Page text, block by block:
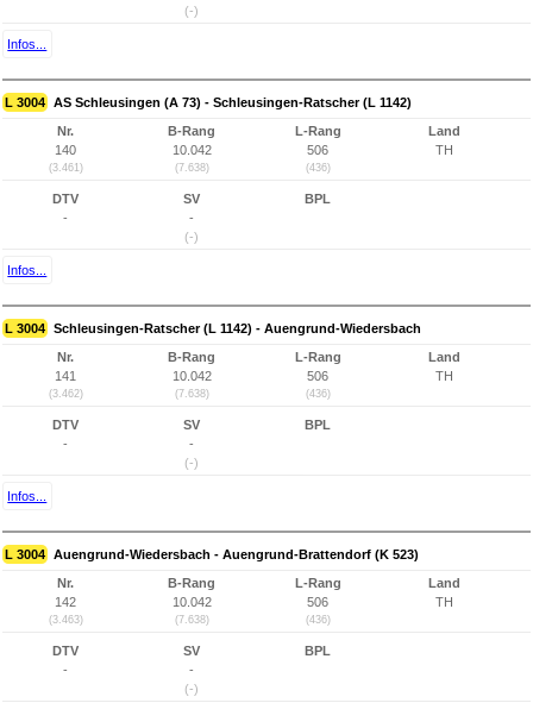
(-)
Infos...
L 3004 AS Schleusingen (A 73) - Schleusingen-Ratscher (L 1142)
Nr.
140
(3.461)
B-Rang
10.042
(7.638)
L-Rang
506
(436)
Land
TH
DTV
-
SV
-
(-)
BPL
Infos...
L 3004 Schleusingen-Ratscher (L 1142) - Auengrund-Wiedersbach
Nr.
141
(3.462)
B-Rang
10.042
(7.638)
L-Rang
506
(436)
Land
TH
DTV
-
SV
-
(-)
BPL
Infos...
L 3004 Auengrund-Wiedersbach - Auengrund-Brattendorf (K 523)
Nr.
142
(3.463)
B-Rang
10.042
(7.638)
L-Rang
506
(436)
Land
TH
DTV
-
SV
-
(-)
BPL